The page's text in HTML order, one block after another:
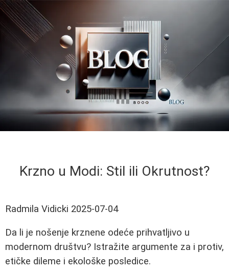
Krzno u Modi: Stil ili Okrutnost?
Radmila Vidicki 2025-07-04
Da li je nošenje krznene odeće prihvatljivo u
modernom društvu? Istražite argumente za i protiv,
etičke dileme i ekološke posledice.